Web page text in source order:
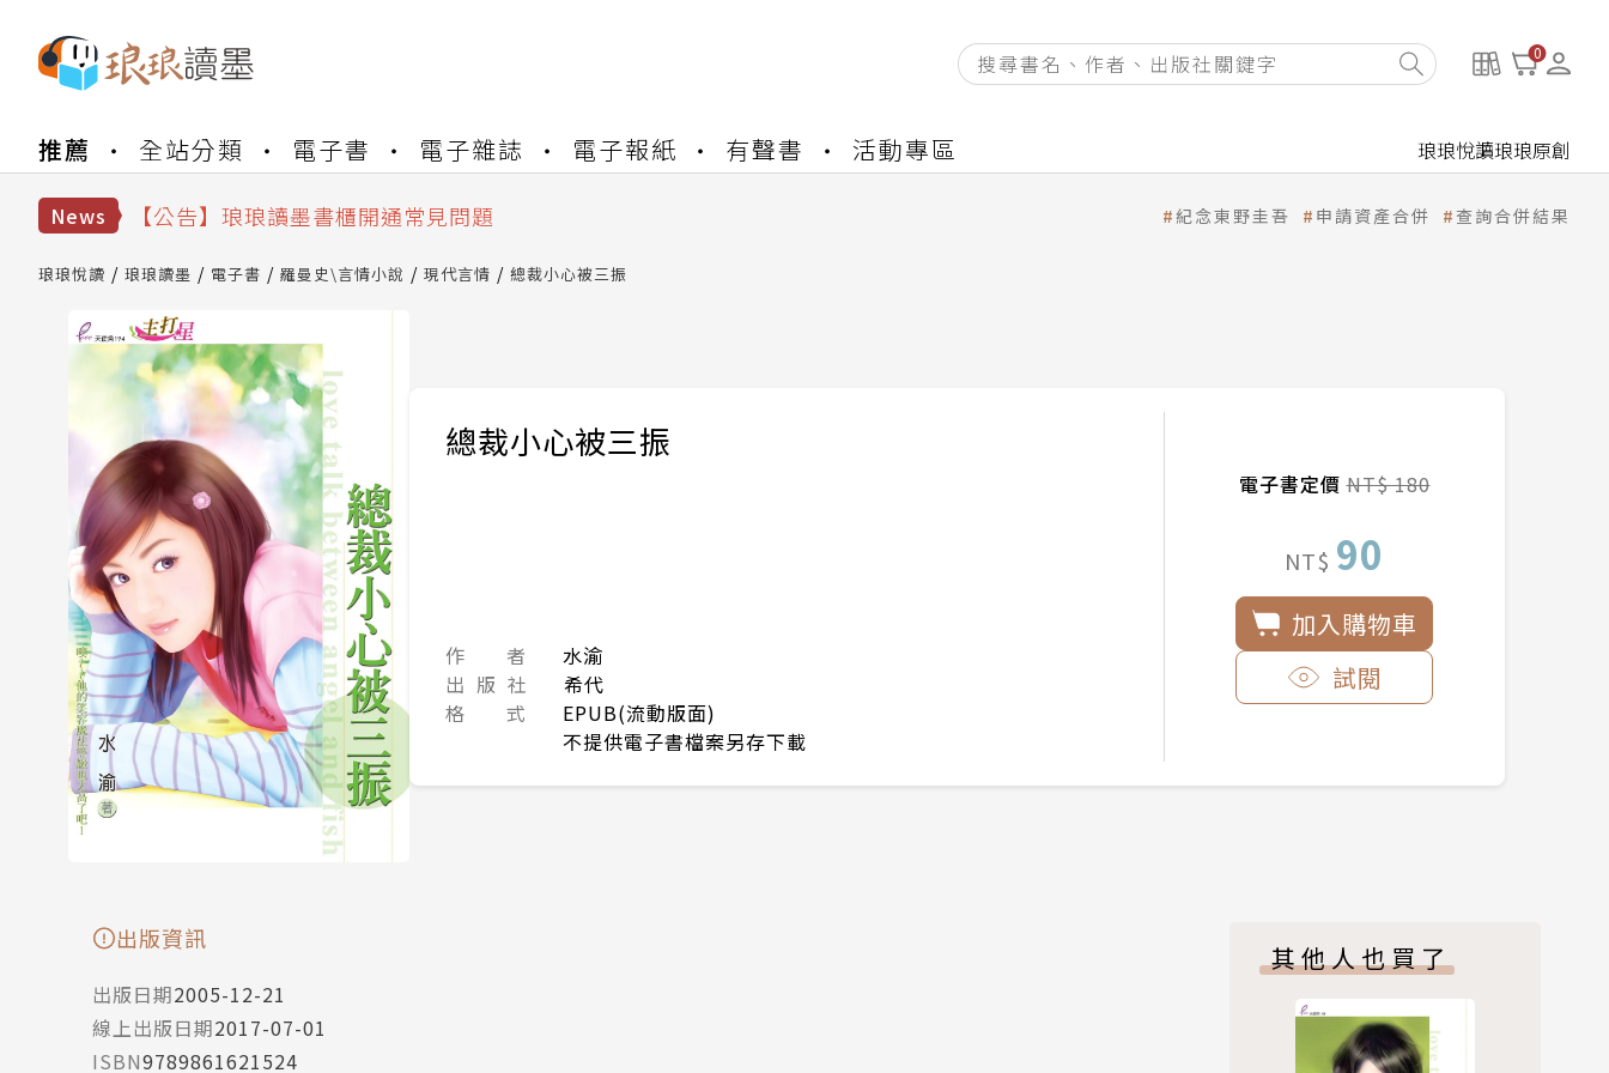
0
推薦 全站分類 電子書 電子雜誌 電子報紙 有聲書 活動專區 琅琅悅讀琅琅原創
News
【公告】琅琅書店服務升級重要說明及資產合併結果查詢
【公告】琅琅讀墨數位閱讀資產合併與書櫃開通申請
【公告】琅琅讀墨 3 分鐘完成書櫃開通與資產合併申請圖文教學
【公告】琅琅讀墨數位閱讀資產合併與書櫃開通申請
紀念東野圭吾 申請資產合併 查詢合併結果
琅琅悅讀 琅琅讀墨 電子書 羅曼史\言情小說 現代言情 總裁小心被三振
總裁小心被三振
作 者
水渝
出 版 社
希代
格 式
EPUB(流動版面)
不提供電子書檔案另存下載
電子書定價NT$ 180
NT$ 90
加入購物車
試閱
出版資訊
出版日期2005-12-21
線上出版日期2017-07-01
ISBN9789861621524
其他人也買了